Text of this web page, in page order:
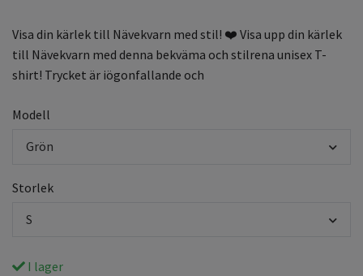
Visa din kärlek till Nävekvarn med stil! ❤️ Visa upp din kärlek
till Nävekvarn med denna bekväma och stilrena unisex T-
shirt! Trycket är iögonfallande och
Modell
Grön
Storlek
S
I lager